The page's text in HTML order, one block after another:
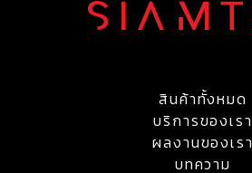
สินค้าทั้งหมด
บริการของเรา
ผลงานของเรา
บทความ